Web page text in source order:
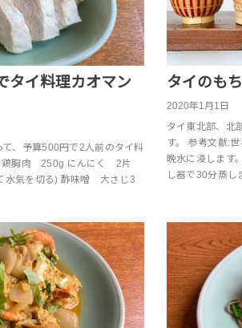
タイ料理カオマン
、予算500円で2人前のタイ料
鶏胸肉 250g にんにく 2片
気を切る) 酢味噌 大さじ3
タイのも
2020年1月1日
タイ東北部、北
す。 参考文献:
晩水に浸します
し器で30分蒸し